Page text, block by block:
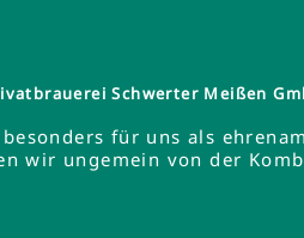
Schwerter Meißen
für uns als
wir ungemein von der